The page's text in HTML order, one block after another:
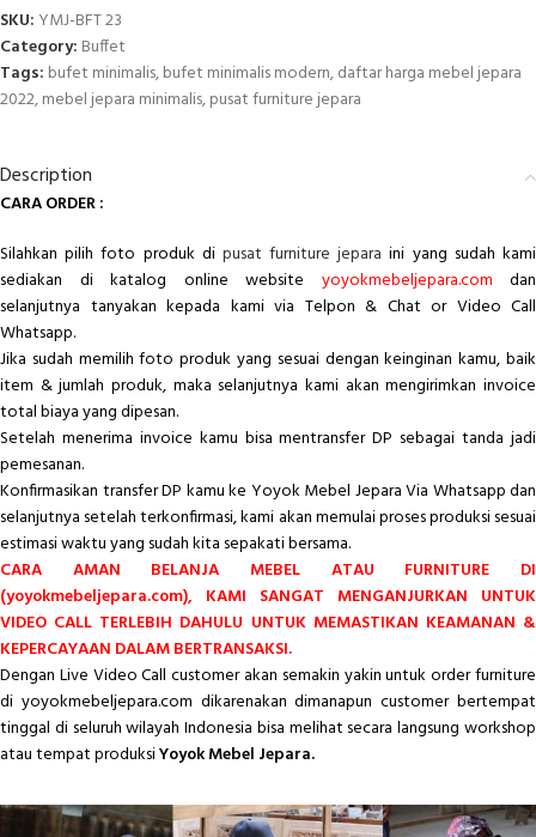
SKU: YMJ-BFT 23
Category: Buffet
Tags: bufet minimalis,bufet minimalis modern,daftar harga mebel jepara
2022,mebel jepara minimalis,pusat furniture jepara
Description
CARA ORDER :
Silahkan pilih foto produk di pusat furniture jepara ini yang sudah kami
sediakan di katalog online website yoyokmebeljepara.com dan
selanjutnya tanyakan kepada kami via Telpon & Chat or Video Call
Whatsapp.
Jika sudah memilih foto produk yang sesuai dengan keinginan kamu, baik
item & jumlah produk, maka selanjutnya kami akan mengirimkan invoice
total biaya yang dipesan.
Setelah menerima invoice kamu bisa mentransfer DP sebagai tanda jadi
pemesanan.
Konfirmasikan transfer DP kamu ke Yoyok Mebel Jepara Via Whatsapp dan
selanjutnya setelah terkonfirmasi, kami akan memulai proses produksi sesuai
estimasi waktu yang sudah kita sepakati bersama.
CARA AMAN BELANJA MEBEL ATAU FURNITURE DI
(yoyokmebeljepara.com), KAMI SANGAT MENGANJURKAN UNTUK
VIDEO CALL TERLEBIH DAHULU UNTUK MEMASTIKAN KEAMANAN &
KEPERCAYAAN DALAM BERTRANSAKSI.
Dengan Live Video Call customer akan semakin yakin untuk order furniture
di yoyokmebeljepara.com dikarenakan dimanapun customer bertempat
tinggal di seluruh wilayah Indonesia bisa melihat secara langsung workshop
atau tempat produksiYoyok Mebel Jepara.